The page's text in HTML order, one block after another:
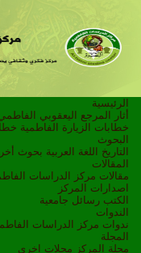
الرئيسية
أثار المرجع اليعقوبي
خطابات الزيارة الفاطمية
البحوث
التاريخ
اللغة العربية بحوث
المقالات
مقالات مركز الدراسات
اصدارات المركز
الكتب رسائل جامعية
الندوات
ندوات مركز الدراسات
المجلة
مجلة المركز مجلات اخرى